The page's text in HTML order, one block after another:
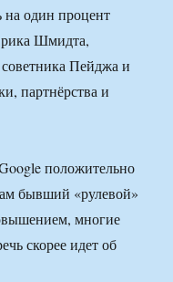
на один процент
Шмидта,
Пейджа и
партнёрства и
положительно
бывший «рулевой»
многие
скорее идет об